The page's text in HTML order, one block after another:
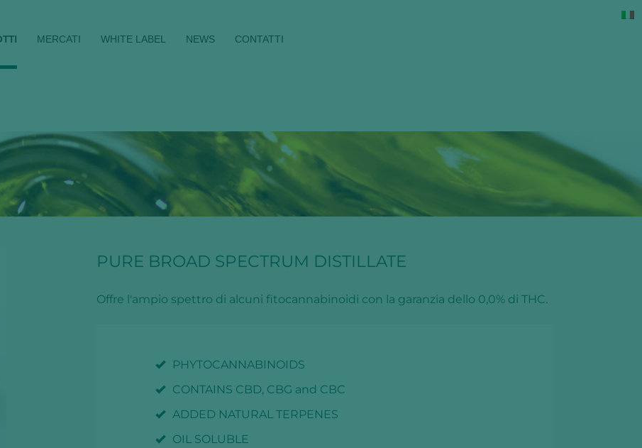
MERCATI WHITE LABEL NEWS CONTATTI
PURE BROAD SPECTRUM DISTILLATE
Offre l'ampio spettro di alcuni fitocannabinoidi con la garanzia dello 0,0% di THC.
PHYTOCANNABINOIDS
CONTAINS CBD, CBG and CBC
ADDED NATURAL TERPENES
OIL SOLUBLE